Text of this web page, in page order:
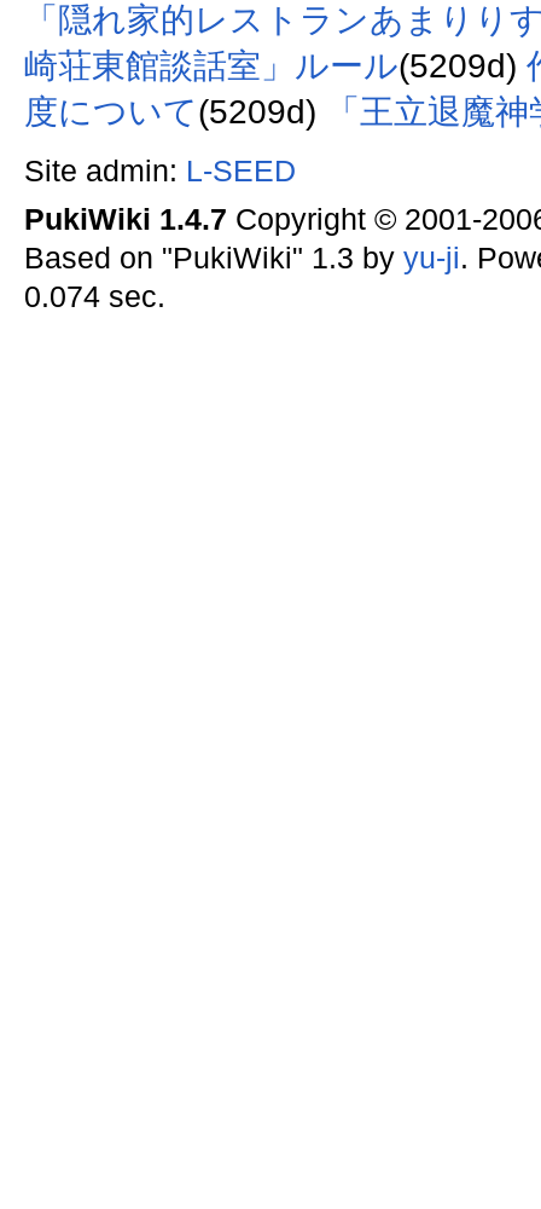
「隠れ家的レストランあまりり
崎荘東館談話室」ルール(5209d)
度について(5209d) 「王立退魔
Site admin: L-SEED
PukiWiki 1.4.7 Copyright © 2001-
Based on "PukiWiki" 1.3 by yu-ji.
0.074 sec.